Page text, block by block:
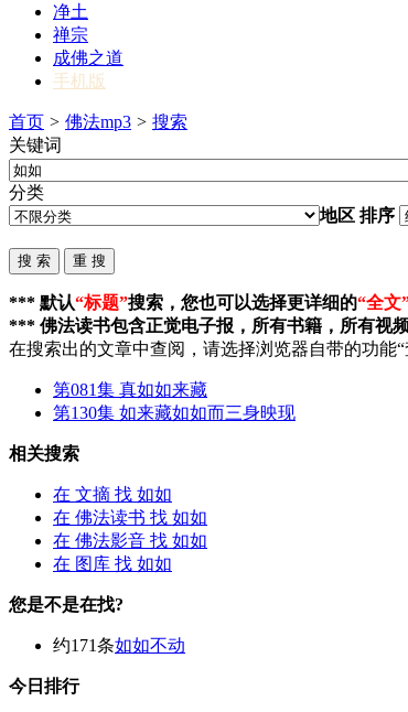
净土
禅宗
成佛之道
手机版
首页 > 佛法mp3 > 搜索
关键词
分类
地区 排序
*** 默认“标题”搜索，您也可以选择更详细的“全文
*** 佛法读书包含正觉电子报，所有书籍，所有视
在搜索出的文章中查阅，请选择浏览器自带的功能
第081集 真如如来藏
第130集 如来藏如如而三身映现
相关搜索
在 文摘 找 如如
在 佛法读书 找 如如
在 佛法影音 找 如如
在 图库 找 如如
您是不是在找?
约171条如如不动
今日排行